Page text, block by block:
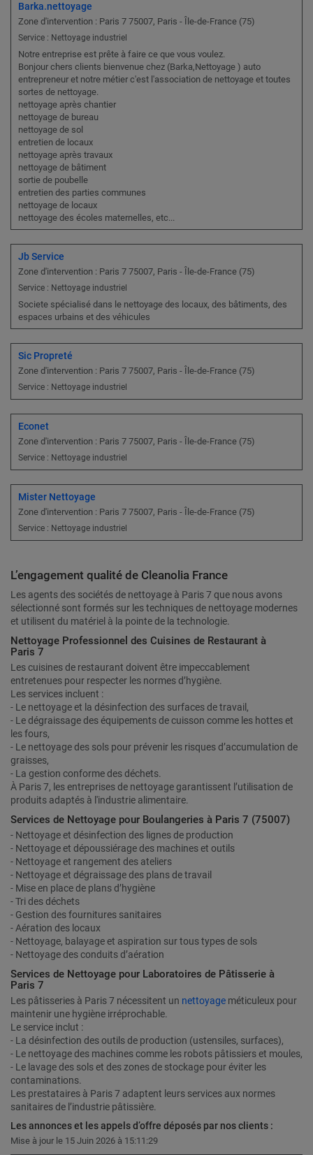
Barka.nettoyage
Zone d'intervention : Paris 7 75007, Paris - Île-de-France (75)
Service : Nettoyage industriel
Notre entreprise est prête à faire ce que vous voulez.
Bonjour chers clients bienvenue chez (Barka,Nettoyage ) auto
entrepreneur et notre métier c'est l'association de nettoyage et toutes
sortes de nettoyage.
nettoyage après chantier
nettoyage de bureau
nettoyage de sol
entretien de locaux
nettoyage après travaux
nettoyage de bâtiment
sortie de poubelle
entretien des parties communes
nettoyage de locaux
nettoyage des écoles maternelles, etc...
Jb Service
Zone d'intervention : Paris 7 75007, Paris - Île-de-France (75)
Service : Nettoyage industriel
Societe spécialisé dans le nettoyage des locaux, des bâtiments, des
espaces urbains et des véhicules
Sic Propreté
Zone d'intervention : Paris 7 75007, Paris - Île-de-France (75)
Service : Nettoyage industriel
Econet
Zone d'intervention : Paris 7 75007, Paris - Île-de-France (75)
Service : Nettoyage industriel
Mister Nettoyage
Zone d'intervention : Paris 7 75007, Paris - Île-de-France (75)
Service : Nettoyage industriel
L’engagement qualité de Cleanolia France
Les agents des sociétés de nettoyage à Paris 7 que nous avons
sélectionné sont formés sur les techniques de nettoyage modernes
et utilisent du matériel à la pointe de la technologie.
Nettoyage Professionnel des Cuisines de Restaurant à
Paris 7
Les cuisines de restaurant doivent être impeccablement
entretenues pour respecter les normes d’hygiène.
Les services incluent :
- Le nettoyage et la désinfection des surfaces de travail,
- Le dégraissage des équipements de cuisson comme les hottes et
les fours,
- Le nettoyage des sols pour prévenir les risques d’accumulation de
graisses,
- La gestion conforme des déchets.
À Paris 7, les entreprises de nettoyage garantissent l’utilisation de
produits adaptés à l'industrie alimentaire.
Services de Nettoyage pour Boulangeries à Paris 7 (75007)
- Nettoyage et désinfection des lignes de production
- Nettoyage et dépoussiérage des machines et outils
- Nettoyage et rangement des ateliers
- Nettoyage et dégraissage des plans de travail
- Mise en place de plans d’hygiène
- Tri des déchets
- Gestion des fournitures sanitaires
- Aération des locaux
- Nettoyage, balayage et aspiration sur tous types de sols
- Nettoyage des conduits d’aération
Services de Nettoyage pour Laboratoires de Pâtisserie à
Paris 7
Les pâtisseries à Paris 7 nécessitent un nettoyage méticuleux pour
maintenir une hygiène irréprochable.
Le service inclut :
- La désinfection des outils de production (ustensiles, surfaces),
- Le nettoyage des machines comme les robots pâtissiers et moules,
- Le lavage des sols et des zones de stockage pour éviter les
contaminations.
Les prestataires à Paris 7 adaptent leurs services aux normes
sanitaires de l’industrie pâtissière.
Les annonces et les appels d’offre déposés par nos clients :
Mise à jour le 15 Juin 2026 à 15:11:29